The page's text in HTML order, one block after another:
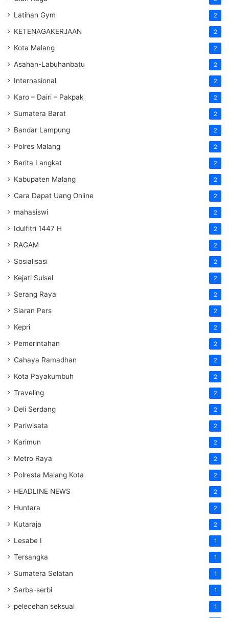
Latihan Gym 2
KETENAGAKERJAAN 2
Kota Malang 2
Asahan-Labuhanbatu 2
Internasional 2
Karo – Dairi – Pakpak 2
Sumatera Barat 2
Bandar Lampung 2
Polres Malang 2
Berita Langkat 2
Kabupaten Malang 2
Cara Dapat Uang Online 2
mahasiswi 2
Idulfitri 1447 H 2
RAGAM 2
Sosialisasi 2
Kejati Sulsel 2
Serang Raya 2
Siaran Pers 2
Kepri 2
Pemerintahan 2
Cahaya Ramadhan 2
Kota Payakumbuh 2
Traveling 2
Deli Serdang 2
Pariwisata 2
Karimun 2
Metro Raya 2
Polresta Malang Kota 2
HEADLINE NEWS 2
Huntara 2
Kutaraja 2
Lesabe I 1
Tersangka 1
Sumatera Selatan 1
Serba-serbi 1
pelecehan seksual 1